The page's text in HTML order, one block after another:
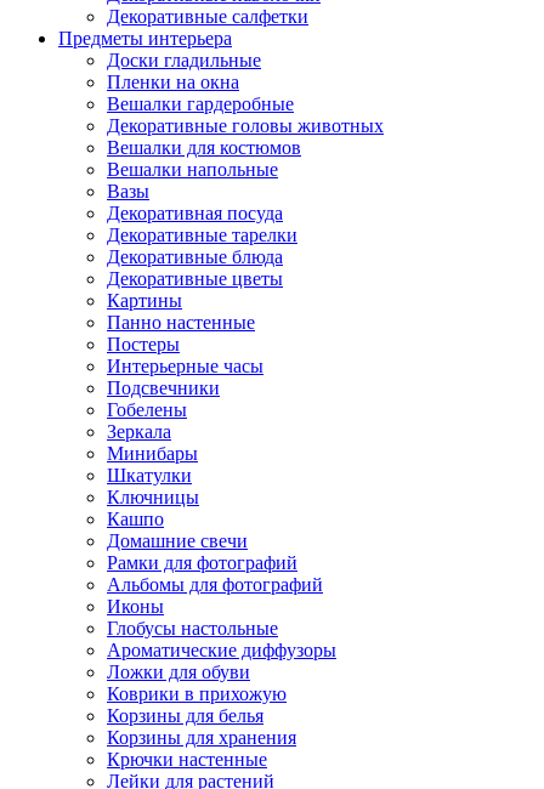
Декоративные салфетки
Предметы интерьера
Доски гладильные
Пленки на окна
Вешалки гардеробные
Декоративные головы животных
Вешалки для костюмов
Вешалки напольные
Вазы
Декоративная посуда
Декоративные тарелки
Декоративные блюда
Декоративные цветы
Картины
Панно настенные
Постеры
Интерьерные часы
Подсвечники
Гобелены
Зеркала
Минибары
Шкатулки
Ключницы
Кашпо
Домашние свечи
Рамки для фотографий
Альбомы для фотографий
Иконы
Глобусы настольные
Ароматические диффузоры
Ложки для обуви
Коврики в прихожую
Корзины для белья
Корзины для хранения
Крючки настенные
Лейки для растений